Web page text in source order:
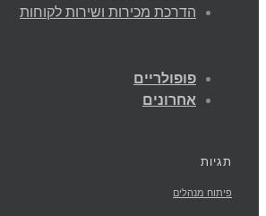
הדרכת מכירות ושירות לקוחות
פופולריים
אחרונים
תגיות
פיתוח מנהלים